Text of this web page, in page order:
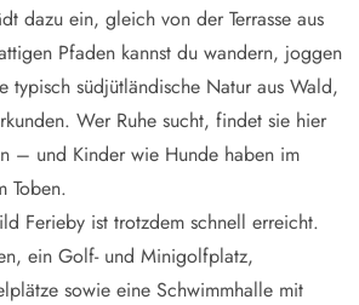
dazu ein, gleich von der Terrasse aus
Pfaden kannst du wandern, joggen
typisch südjütländische Natur aus Wald,
Wer Ruhe sucht, findet sie hier
– und Kinder wie Hunde haben im
Toben.
Ferieby ist trotzdem schnell erreicht.
ein Golf- und Minigolfplatz,
sowie eine Schwimmhalle mit